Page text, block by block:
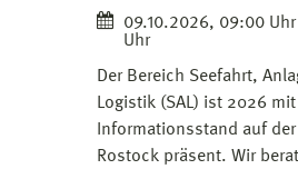
09.10.2026, 09:00
Uhr
Der Bereich Seefahrt,
Logistik (SAL) ist 2026
Informationsstand auf der
Rostock präsent. Wir